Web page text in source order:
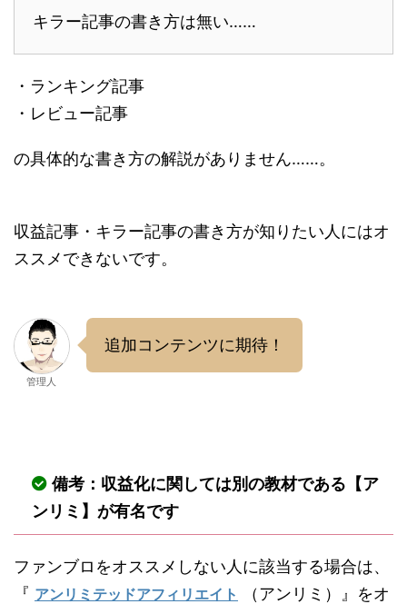
キラー記事の書き方は無い……
・ランキング記事
・レビュー記事
の具体的な書き方の解説がありません……。
収益記事・キラー記事の書き方が知りたい人にはオ
ススメできないです。
管理人
追加コンテンツに期待！
備考：収益化に関しては別の教材である【ア
ンリミ】が有名です
ファンブロをオススメしない人に該当する場合は、
『 アンリミテッドアフィリエイト
（アンリミ）』をオ